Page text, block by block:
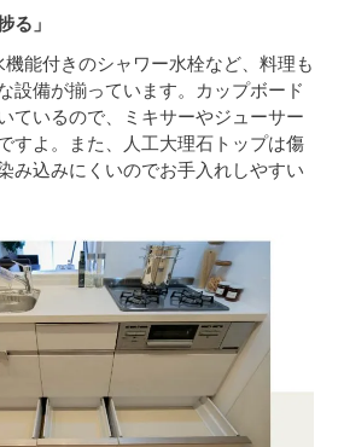
る」
能付きのシャワー水栓など、料理も
設備が揃っています。カップボード
ているので、ミキサーやジューサー
すよ。また、人工大理石トップは傷
み込みにくいのでお手入れしやすい